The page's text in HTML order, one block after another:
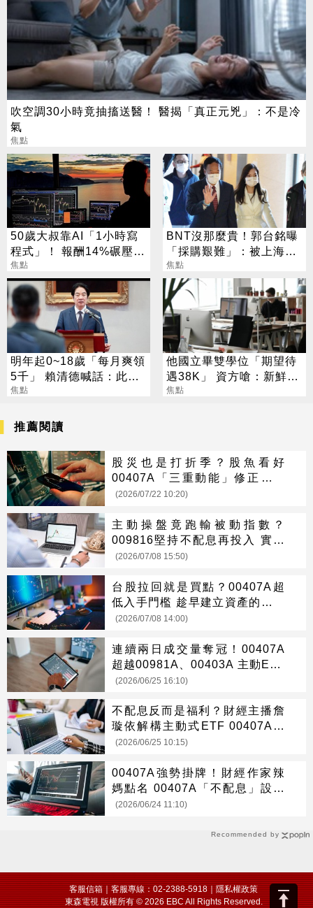
吹空調30小時竟抽搐送醫！ 醫揭「真正元兇」：不是冷
氣
焦點
50歲大叔靠AI「1小時寫
程式」！ 報酬14%碾壓標
普 直接辭職去炒股
焦點
BNT沒那麼貴！郭台銘曝
「採購艱難」：被上海復
星賺走
焦點
明年起0~18歲「每月爽領
5千」 賴清德喊話：此時
不生待何時
焦點
他國立畢雙學位「期望待
遇38K」 資方嗆：新鮮人
怎麼可能
焦點
Recommended by
推薦閱讀
股災也是打折季？股魚看好
00407A「三重動能」修正期反
而是布局好時機
(2026/07/22 10:20)
主動操盤竟跑輸被動指數？
009816堅持不配息再投入 實測
報酬率最終勝過00403A
(2026/07/08 15:50)
台股拉回就是買點？00407A超
低入手門檻 趁早建立資產的主動
複利
(2026/07/08 14:00)
連續兩日成交量奪冠！00407A
超越00981A、00403A 主動ETF
新星掀熱潮
(2026/06/25 16:10)
不配息反而是福利？財經主播詹
璇依解構主動式ETF 00407A：
聰明配置 用時間複利贏在起跑
(2026/06/25 10:15)
00407A強勢掛牌！財經作家辣
媽點名 00407A「不配息」設計
更能發揮複利效果
(2026/06/24 11:10)
客服信箱｜客服專線：02-2388-5918｜隱私權政策
東森電視 版權所有 © 2026 EBC All Rights Reserved.